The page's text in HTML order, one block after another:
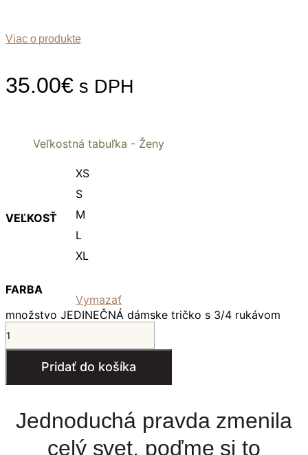
Viac o produkte
35.00€ s DPH
Veľkostná tabuľka - Ženy
VEĽKOSŤ
XS
S
M
L
XL
FARBA
Vymazať
množstvo JEDINEČNÁ dámske tričko s 3/4 rukávom
Pridať do košíka
Jednoduchá pravda zmenila
celý svet, poďme si to